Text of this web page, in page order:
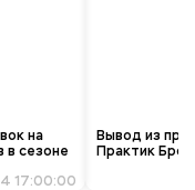
на
в сезоне
17:00:00
Вывод из
Практик